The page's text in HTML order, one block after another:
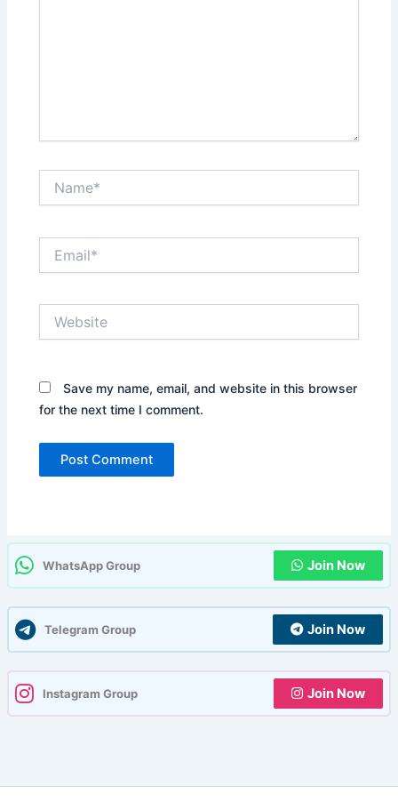
Save my name, email, and website in this browser
for the next time I comment.
WhatsApp Group Join Now
Telegram Group Join Now
Instagram Group Join Now